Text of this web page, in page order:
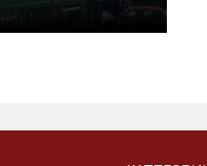
за ремонт